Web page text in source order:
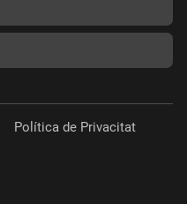
Política de Privacitat